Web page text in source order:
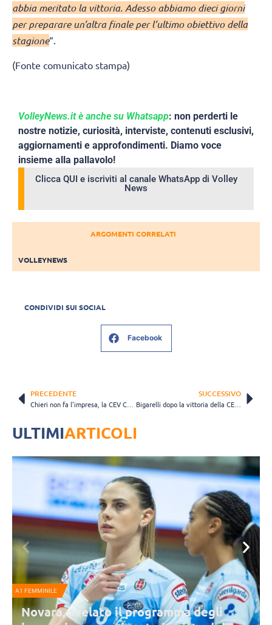
abbia meritato la vittoria. Adesso abbiamo dieci giorni
per preparare un’altra finale per l’ultimo obiettivo della
stagione“.
(Fonte comunicato stampa)
VolleyNews.it è anche su Whatsapp: non perderti le
nostre notizie, curiosità, interviste, contenuti esclusivi,
aggiornamenti e approfondimenti. Diamo voce
insieme alla pallavolo!
Clicca QUI e iscriviti al canale WhatsApp di Volley
News
ARGOMENTI CORRELATI
VOLLEYNEWS
CONDIVIDI SUI SOCIAL
Facebook
PRECEDENTE SUCCESSIVO
Bigarelli dopo la vittoria della CEV Cup: “Capitolo importantissimo, desideravo questo trofeo da tanto”
ULTIMIARTICOLI
A1 FEMMINILE
Novara, svelato il programma degli